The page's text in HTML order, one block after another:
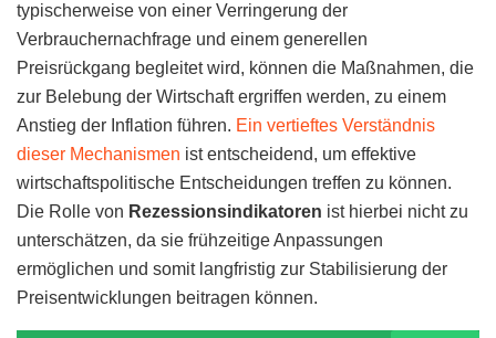
typischerweise von einer Verringerung der
Verbrauchernachfrage und einem generellen
Preisrückgang begleitet wird, können die Maßnahmen, die
zur Belebung der Wirtschaft ergriffen werden, zu einem
Anstieg der Inflation führen. Ein vertieftes Verständnis
dieser Mechanismen ist entscheidend, um effektive
wirtschaftspolitische Entscheidungen treffen zu können.
Die Rolle von Rezessionsindikatoren ist hierbei nicht zu
unterschätzen, da sie frühzeitige Anpassungen
ermöglichen und somit langfristig zur Stabilisierung der
Preisentwicklungen beitragen können.